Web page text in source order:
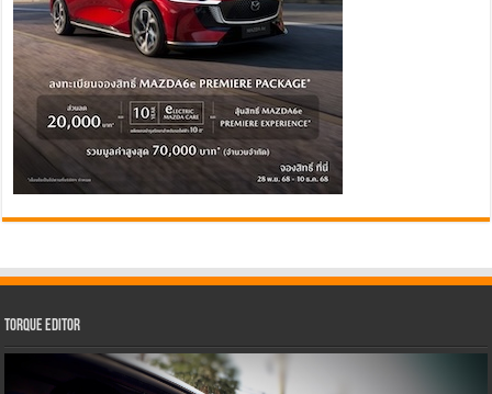
Torque Editor